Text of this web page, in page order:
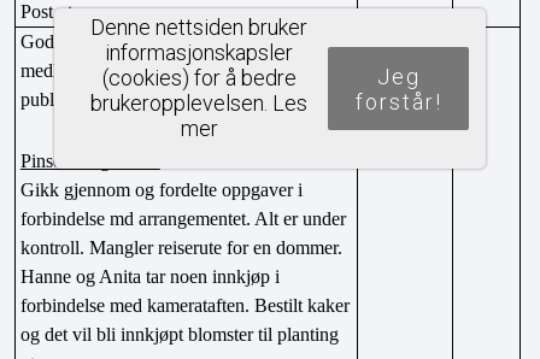
Post ut:
Godkjent møtereferat fra siste møte og
medlemsmøte oversendt Webmaster for
publisering
Pinsearrangement:
Gikk gjennom og fordelte oppgaver i
forbindelse md arrangementet. Alt er under
kontroll. Mangler reiserute for en dommer.
Hanne og Anita tar noen innkjøp i
forbindelse med kamerataften. Bestilt kaker
og det vil bli innkjøpt blomster til planting
Denne nettsiden bruker
informasjonskapsler
(cookies) for å bedre
brukeropplevelsen. Les
mer
Jeg
forstår!